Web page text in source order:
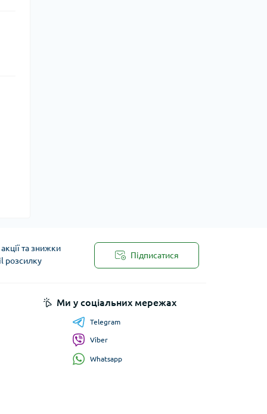
та знижки
розсилку
Підписатися
Ми у соціальних мережах
Telegram
Viber
Whatsapp